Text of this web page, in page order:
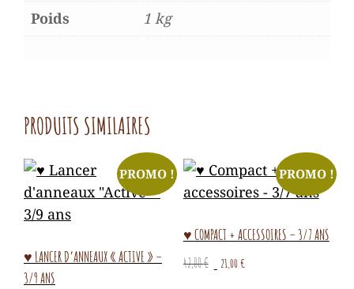
Poids 1 kg
PRODUITS SIMILAIRES
PROMO !
♥ LANCER D’ANNEAUX « ACTIVE » –
3/9 ANS
PROMO !
♥ COMPACT + ACCESSOIRES – 3/7 ANS
42,00€
Le
21,00€